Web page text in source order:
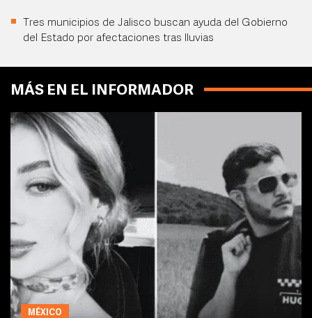
Tres municipios de Jalisco buscan ayuda del Gobierno
del Estado por afectaciones tras lluvias
MÁS EN EL INFORMADOR
MÉXICO